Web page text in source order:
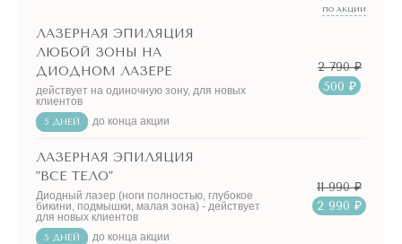
ПО АКЦИИ
ЛАЗЕРНАЯ ЭПИЛЯЦИЯ
ЛЮБОЙ ЗОНЫ НА
ДИОДНОМ ЛАЗЕРЕ
действует на одиночную зону, для новых
клиентов
5 ДНЕЙ до конца акции
2 790 ₽
500 ₽
ЛАЗЕРНАЯ ЭПИЛЯЦИЯ
"ВСЕ ТЕЛО"
Диодный лазер (ноги полностью, глубокое
бикини, подмышки, малая зона) - действует
для новых клиентов
5 ДНЕЙ до конца акции
11 990 ₽
2 990 ₽